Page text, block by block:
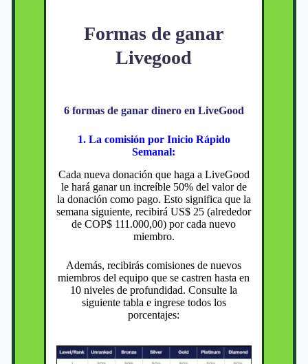
Formas de ganar
Livegood
6 formas de ganar dinero en LiveGood
1. La comisión por Inicio Rápido
Semanal:
Cada nueva donación que haga a LiveGood
le hará ganar un increíble 50% del valor de
la donación como pago. Esto significa que la
semana siguiente, recibirá US$ 25 (alrededor
de COP$ 111.000,00) por cada nuevo
miembro.
Además, recibirás comisiones de nuevos
miembros del equipo que se castren hasta en
10 niveles de profundidad. Consulte la
siguiente tabla e ingrese todos los
porcentajes: